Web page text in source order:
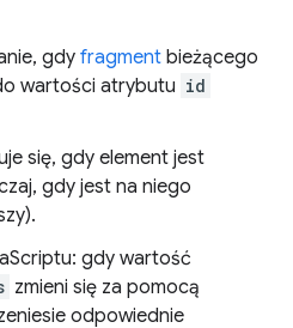
gdy fragment bieżącego
wartości atrybutu id
się, gdy element jest
gdy jest na niego
gdy wartość
zmieni się za pomocą
odpowiednie